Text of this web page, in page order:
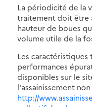
La périodicité de la
traitement doit être
hauteur de boues
volume utile de la
Les
performances
disponibles sur le
l'assainissement
http://